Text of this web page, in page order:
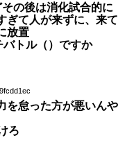
の後は消化試合的に
ぎて人が来ずに、来て
放置
トル（）ですか
を怠った方が悪いんや
ろ